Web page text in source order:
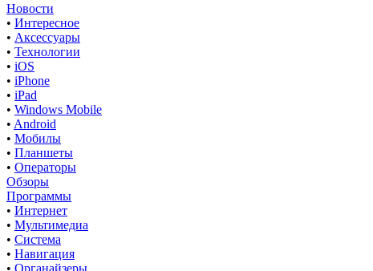
Новости
• Интересное
• Аксессуары
• Технологии
• iOS
• iPhone
• iPad
• Windows Mobile
• Android
• Мобилы
• Планшеты
• Операторы
Обзоры
Программы
• Интернет
• Мультимедиа
• Система
• Навигация
• Органайзеры